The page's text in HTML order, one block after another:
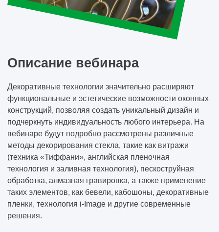
Описание вебинара
Декоративные технологии значительно расширяют
функциональные и эстетические возможности оконных
конструкций, позволяя создать уникальный дизайн и
подчеркнуть индивидуальность любого интерьера. На
вебинаре будут подробно рассмотрены различные
методы декорирования стекла, такие как витражи
(техника «Тиффани», английская пленочная
технология и заливная технология), пескоструйная
обработка, алмазная гравировка, а также применение
таких элементов, как бевели, кабошоны, декоративные
пленки, технология i-Image и другие современные
решения.